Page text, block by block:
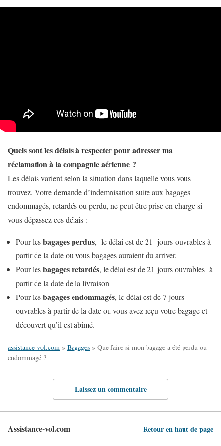
Quels sont les délais à respecter pour adresser ma
réclamation à la compagnie aérienne ?
Les délais varient selon la situation dans laquelle vous vous
trouvez. Votre demande d’indemnisation suite aux bagages
endommagés, retardés ou perdu, ne peut être prise en charge si
vous dépassez ces délais :
Pour lesbagages perdus, le délai est de 21 jours ouvrables à
partir de la date ou vous bagages auraient du arriver.
Pour lesbagages retardés, le délai est de 21 jours ouvrables à
partir de la date de la livraison.
Pour lesbagages endommagés, le délai est de 7 jours
ouvrables à partir de la date ou vous avez reçu votre bagage et
découvert qu’il est abimé.
assistance-vol.com » Bagages » Que faire si mon bagage a été perdu ou
endommagé ?
Laissez un commentaire
Assistance-vol.com Retour en haut de page